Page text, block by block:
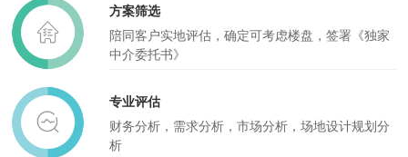
方案筛选
陪同客户实地评估，确定可考虑楼盘，签署《独家
中介委托书》
专业评估
财务分析，需求分析，市场分析，场地设计规划分
析